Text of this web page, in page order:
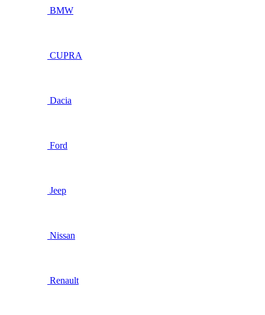
BMW
CUPRA
Dacia
Ford
Jeep
Nissan
Renault